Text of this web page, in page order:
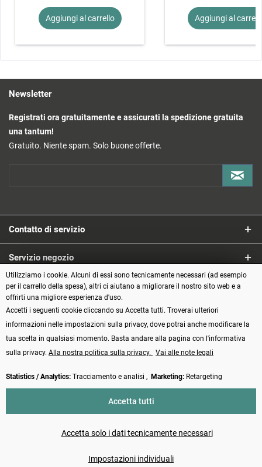
Aggiungi al carrello Aggiungi al
Newsletter
Registrati ora gratuitamente e assicurati la spedizione gratuita
una tantum!
Gratuito. Niente spam. Solo buone offerte.
Contatto di servizio
Servizio negozio
Informazioni
Metodi di pagamento
Vertrag widerrufen
non diversamente indicato
Utilizziamo i cookie. Alcuni di essi sono tecnicamente necessari (ad esempio
per il carrello della spesa), altri ci aiutano a migliorare il nostro sito web e a
offrirti una migliore esperienza d'uso.
Accetti i seguenti cookie cliccando su Accetta tutti. Troverai ulteriori
informazioni nelle impostazioni sulla privacy, dove potrai anche modificare la
tua scelta in qualsiasi momento. Basta andare alla pagina con l'informativa
sulla privacy. Alla nostra politica sulla privacy. Vai alle note legali
Statistics / Analytics: Tracciamento e analisi , Marketing: Retargeting
Impostazioni individuali
Accetta solo i dati tecnicamente necessari
Accetta tutti